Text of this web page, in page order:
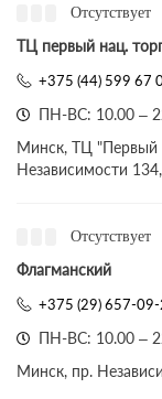
Отсутствует
ТЦ первый нац.
+375 (44) 599 67
ПН-ВС: 10.00 –
Минск, ТЦ "Первый
Независимости
Отсутствует
Флагманский
+375 (29) 657-
ПН-ВС: 10.00 –
Минск, пр.